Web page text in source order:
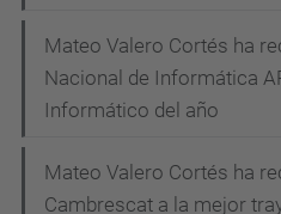
Mateo Valero Cortés ha
Nacional de Informática
Informático del año
Mateo Valero Cortés ha
Cambrescat a la mejor